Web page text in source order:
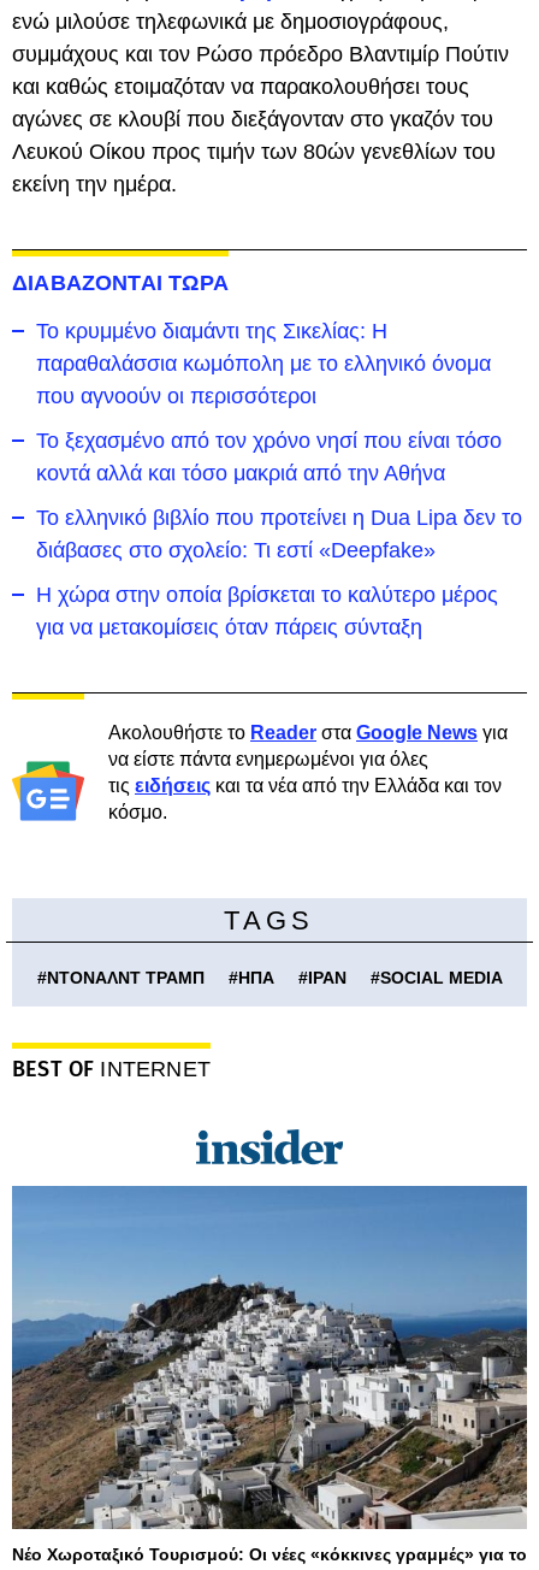
ενώ μιλούσε τηλεφωνικά με δημοσιογράφους,
συμμάχους και τον Ρώσο πρόεδρο Βλαντιμίρ Πούτιν
και καθώς ετοιμαζόταν να παρακολουθήσει τους
αγώνες σε κλουβί που διεξάγονταν στο γκαζόν του
Λευκού Οίκου προς τιμήν των 80ών γενεθλίων του
εκείνη την ημέρα.
ΔΙΑΒΑΖΟΝΤΑΙ ΤΩΡΑ
Το κρυμμένο διαμάντι της Σικελίας: Η
παραθαλάσσια κωμόπολη με το ελληνικό όνομα
που αγνοούν οι περισσότεροι
To ξεχασμένο από τον χρόνο νησί που είναι τόσο
κοντά αλλά και τόσο μακριά από την Αθήνα
Το ελληνικό βιβλίο που προτείνει η Dua Lipa δεν το
διάβασες στο σχολείο: Τι εστί «Deepfake»
Η χώρα στην οποία βρίσκεται το καλύτερο μέρος
για να μετακομίσεις όταν πάρεις σύνταξη
Ακολουθήστε το Reader στα Google News για
να είστε πάντα ενημερωμένοι για όλες
τις ειδήσεις και τα νέα από την Ελλάδα και τον
κόσμο.
TAGS
#ΝΤΟΝΑΛΝΤ ΤΡΑΜΠ #ΗΠΑ #ΙΡΑΝ #SOCIAL MEDIA
BEST OF INTERNET
Νέο Χωροταξικό Τουρισμού: Οι νέες «κόκκινες γραμμές» για το